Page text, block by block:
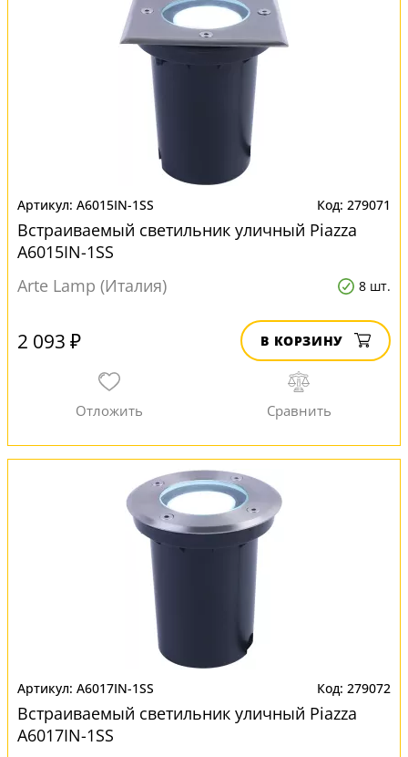
A6015IN-1SS 279071
Встраиваемый светильник уличный Piazza
A6015IN-1SS
Arte Lamp (Италия)
8 шт.
2 093 ₽ В КОРЗИНУ
A6017IN-1SS 279072
Встраиваемый светильник уличный Piazza
A6017IN-1SS